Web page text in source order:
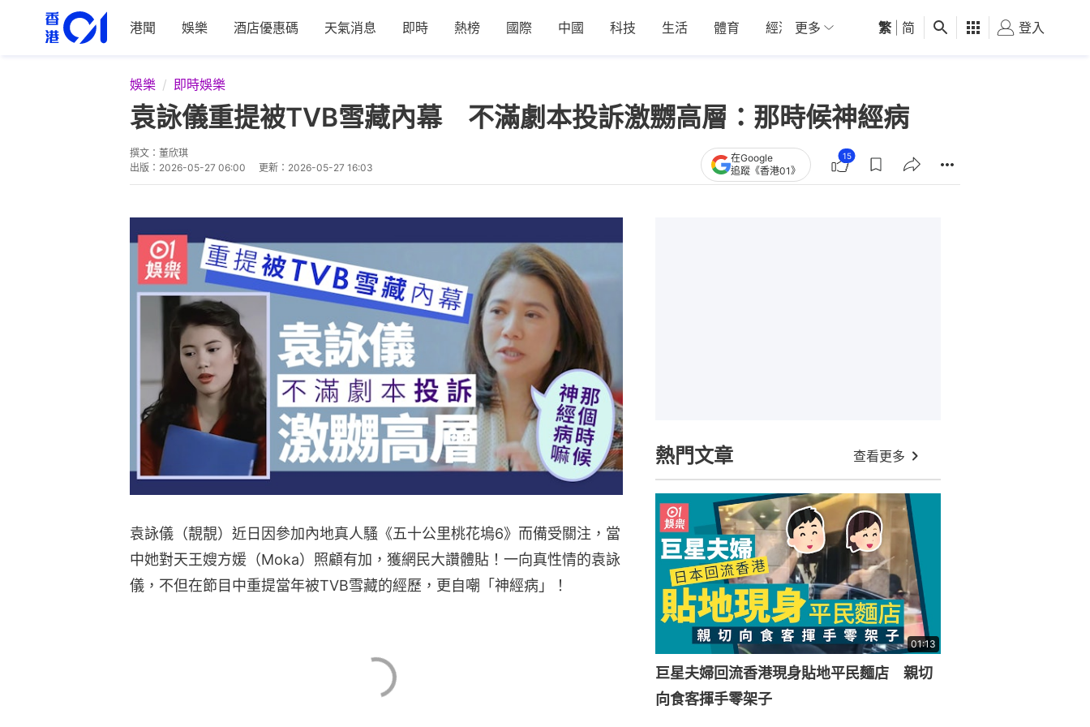
港聞 娛樂 酒店優惠碼 天氣消息 即時 熱榜 國際 中國 科技 生活 體育 經濟 01深圳 觀點 健康 好食玩飛
更多 繁 简 登入
娛樂 即時娛樂
袁詠儀重提被TVB雪藏內幕 不滿劇本投訴激嬲高層：那時候神經病
撰文： 董欣琪
出版： 2026-05-27 06:00 更新： 2026-05-27 16:03
在Google
追蹤《香港01》
15
袁詠儀（靚靚）近日因參加內地真人騷《五十公里桃花塢6》而備受關注，當
中她對天王嫂方媛（Moka）照顧有加，獲網民大讚體貼！一向真性情的袁詠
儀，不但在節目中重提當年被TVB雪藏的經歷，更自嘲「神經病」！
熱門文章 查看更多
01:13
巨星夫婦回流香港現身貼地平民麵店 親切
向食客揮手零架子